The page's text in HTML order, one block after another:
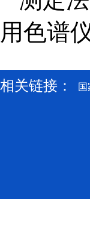
用色谱
相关链接：